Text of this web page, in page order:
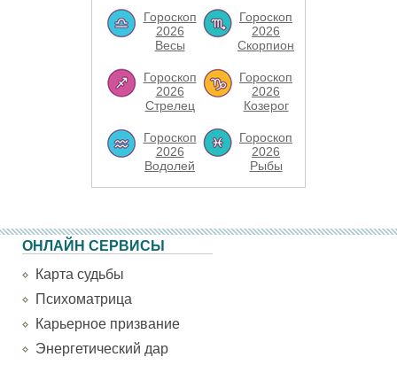
Гороскоп
2026
Весы
Гороскоп
2026
Скорпион
Гороскоп
2026
Стрелец
Гороскоп
2026
Козерог
Гороскоп
2026
Водолей
Гороскоп
2026
Рыбы
ОНЛАЙН СЕРВИСЫ
Карта судьбы
Психоматрица
Карьерное призвание
Энергетический дар